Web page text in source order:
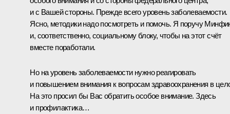
и с Вашей стороны. Прежде всего уровень заболеваемости.
Ясно, методики надо посмотреть и помочь. Я поручу
и, соответственно, социальному блоку, чтобы на этот счёт
вместе поработали.
Но на уровень заболеваемости нужно реагировать
и повышением внимания к вопросам здравоохранения в
На это просил бы Вас обратить особое внимание. Здесь
и профилактика…